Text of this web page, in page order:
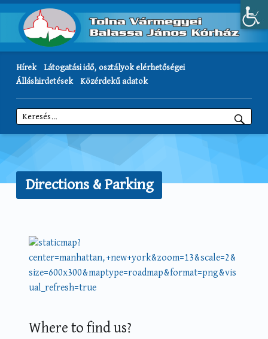
Hírek
Látogatási idő, osztályok elérhetőségei
Álláshirdetések
Közérdekű adatok
Keresés:
Directions & Parking
Where to find us?